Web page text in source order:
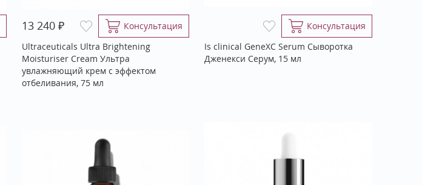
13 240 ₽
Консультация
Ultraceuticals Ultra Brightening
Moisturiser Cream Ультра
увлажняющий крем с эффектом
отбеливания, 75 мл
Консультация
Is clinical GeneXC Serum Сыворотка
Дженекси Серум, 15 мл